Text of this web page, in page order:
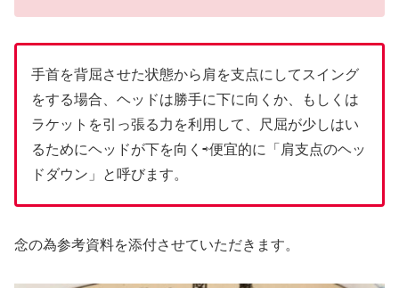
手首を背屈させた状態から肩を支点にしてスイング
をする場合、ヘッドは勝手に下に向くか、もしくは
ラケットを引っ張る力を利用して、尺屈が少しはい
るためにヘッドが下を向く⇨便宜的に「肩支点のヘッ
ドダウン」と呼びます。
念の為参考資料を添付させていただきます。